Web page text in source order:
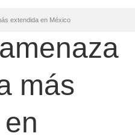
extendida en México
más